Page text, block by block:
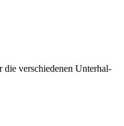
die ver­schie­de­nen Un­ter­hal­